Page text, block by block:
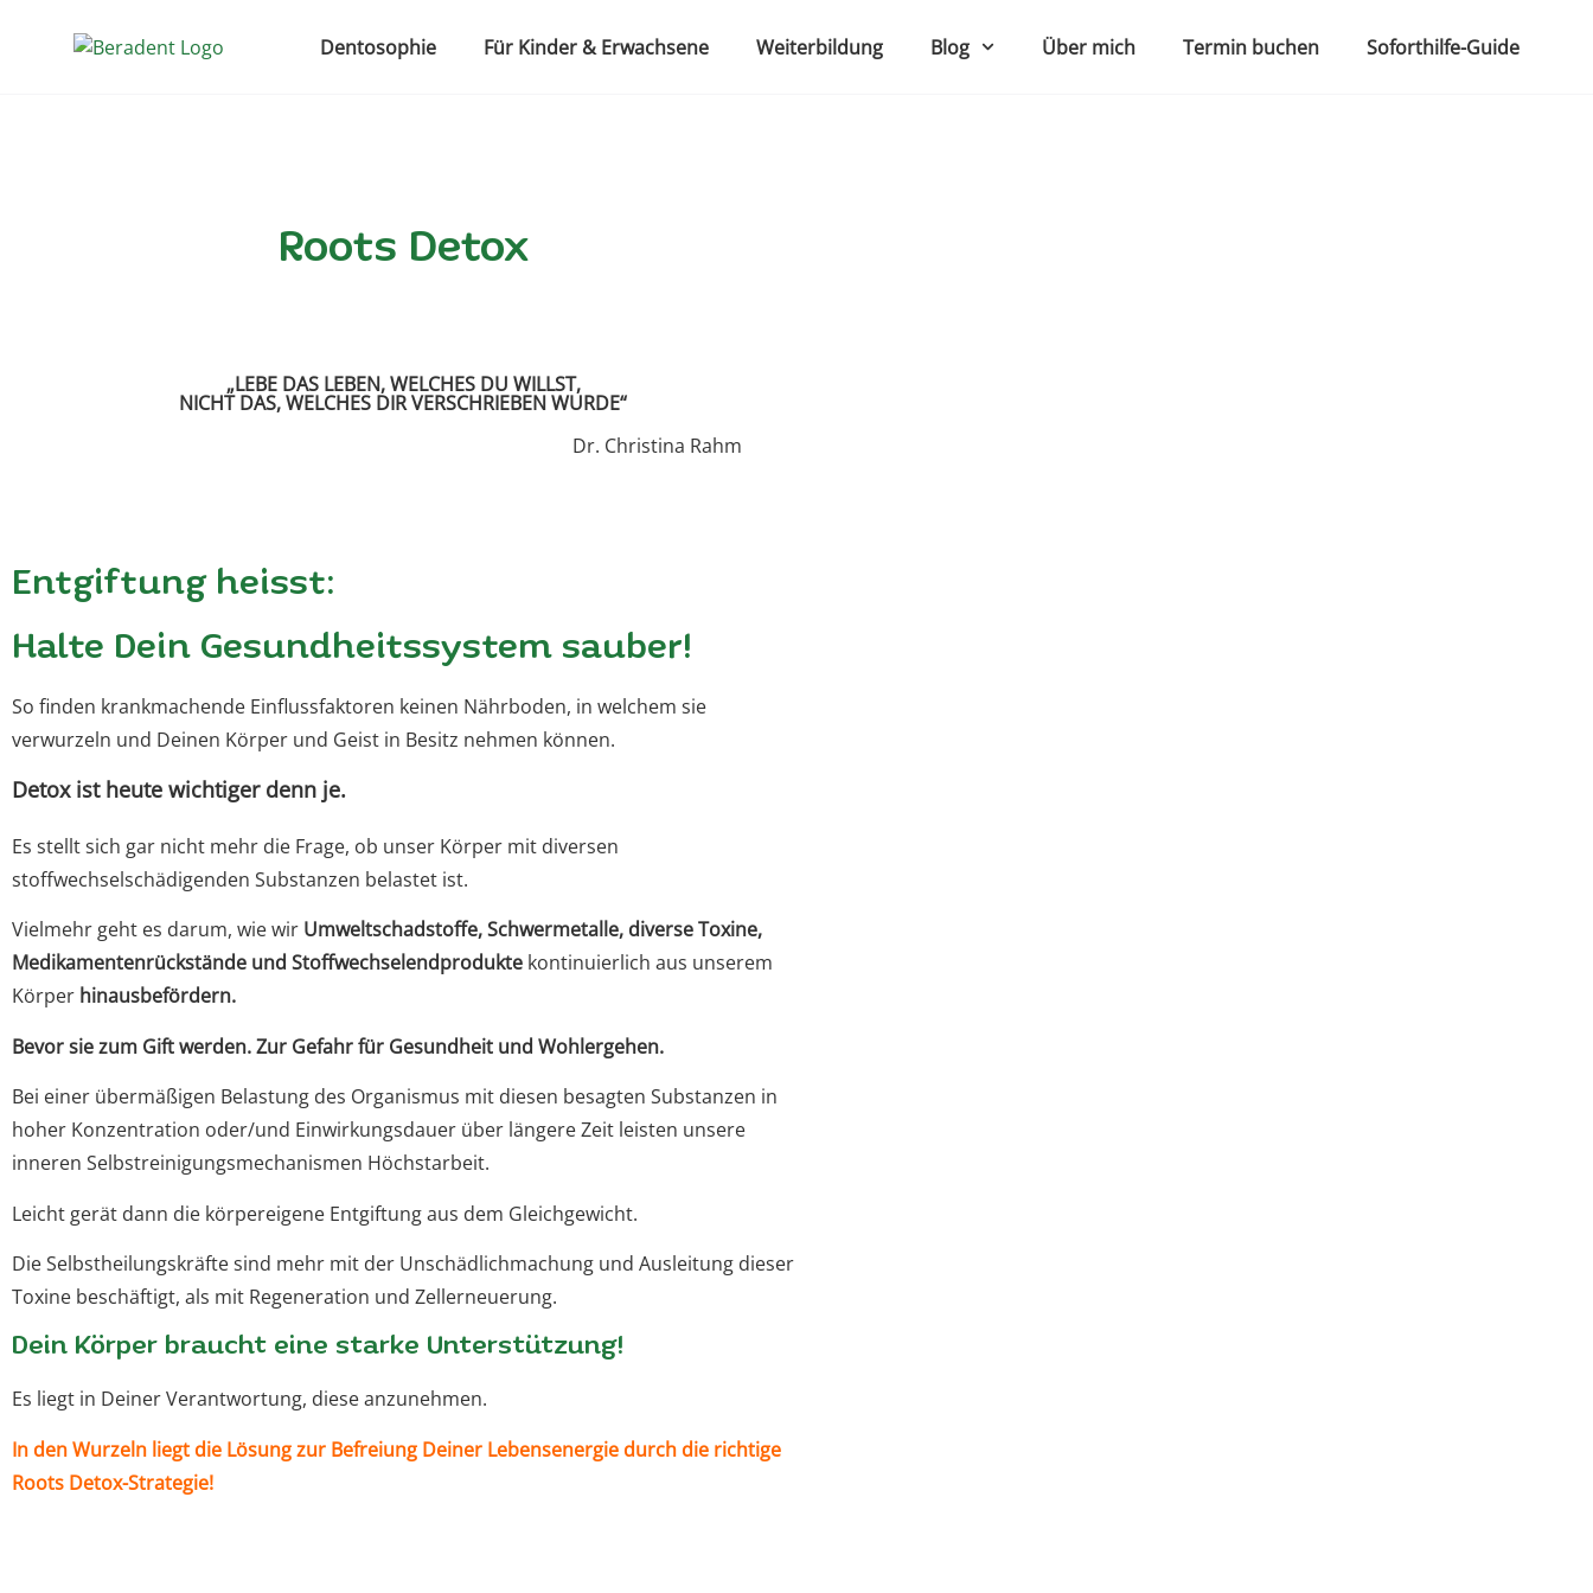
Dentosophie Für Kinder & Erwachsene Weiterbildung Blog Über mich Termin buchen Soforthilfe-Guide
Roots Detox
„LEBE DAS LEBEN, WELCHES DU WILLST,
NICHT DAS, WELCHES DIR VERSCHRIEBEN WURDE“
Dr. Christina Rahm
Entgiftung heisst:
Halte Dein Gesundheitssystem sauber!
So finden krankmachende Einflussfaktoren keinen Nährboden, in welchem sie
verwurzeln und Deinen Körper und Geist in Besitz nehmen können.
Detox ist heute wichtiger denn je.
Es stellt sich gar nicht mehr die Frage, ob unser Körper mit diversen
stoffwechselschädigenden Substanzen belastet ist.
Vielmehr geht es darum, wie wir Umweltschadstoffe, Schwermetalle, diverse Toxine,
Medikamentenrückstände und Stoffwechselendprodukte kontinuierlich aus unserem
Körper hinausbefördern.
Bevor sie zum Gift werden. Zur Gefahr für Gesundheit und Wohlergehen.
Bei einer übermäßigen Belastung des Organismus mit diesen besagten Substanzen in
hoher Konzentration oder/und Einwirkungsdauer über längere Zeit leisten unsere
inneren Selbstreinigungsmechanismen Höchstarbeit.
Leicht gerät dann die körpereigene Entgiftung aus dem Gleichgewicht.
Die Selbstheilungskräfte sind mehr mit der Unschädlichmachung und Ausleitung dieser
Toxine beschäftigt, als mit Regeneration und Zellerneuerung.
Dein Körper braucht eine starke Unterstützung!
Es liegt in Deiner Verantwortung, diese anzunehmen.
In den Wurzeln liegt die Lösung zur Befreiung Deiner Lebensenergie durch die richtige
Roots Detox-Strategie!